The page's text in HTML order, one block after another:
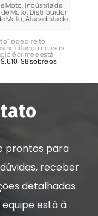
Moto, Indústria de
de Moto, Distribuidor
Moto, Atacadista de
" é de direito
citando nossos
é crime e está
9.610-98 sobre os
prontos para
receber
detalhadas
está à